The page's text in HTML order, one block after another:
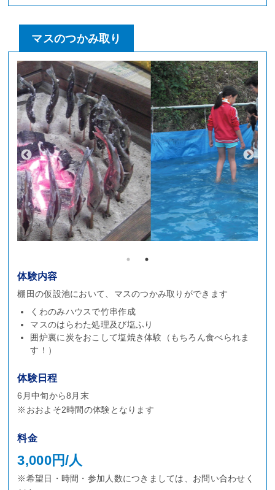
マスのつかみ取り
体験内容
棚田の仮設池において、マスのつかみ取りができます
くわのみハウスで竹串作成
マスのはらわた処理及び塩ふり
囲炉裏に炭をおこして塩焼き体験（もちろん食べられま
す！）
体験日程
6月中旬から8月末
※おおよそ2時間の体験となります
料金
3,000円/人
※希望日・時間・参加人数につきましては、お問い合わせく